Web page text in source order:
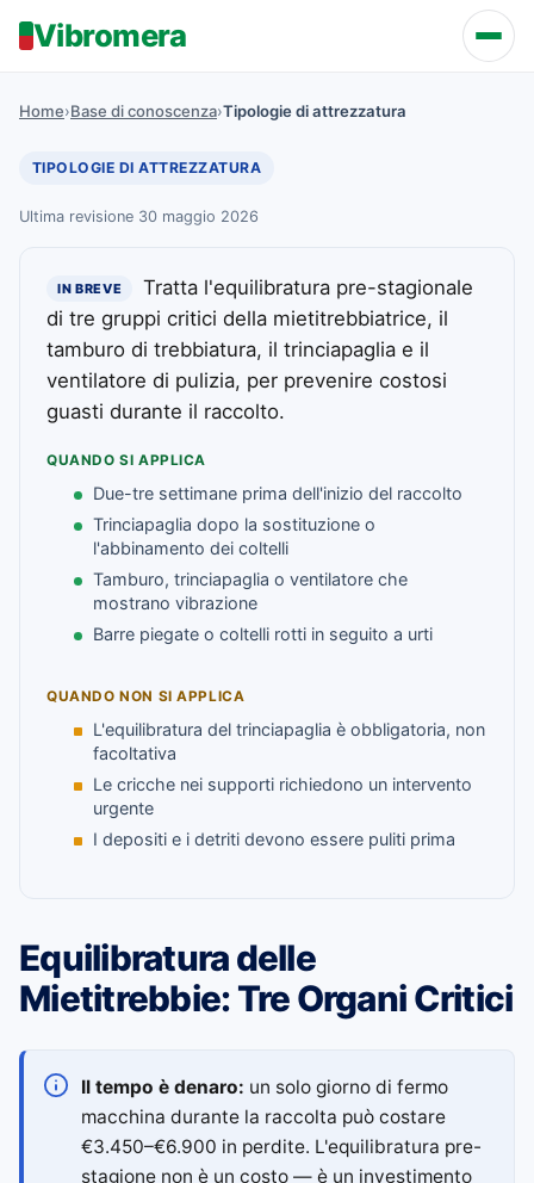
Vibromera
Home›Base di conoscenza›Tipologie di attrezzatura
TIPOLOGIE DI ATTREZZATURA
Ultima revisione 30 maggio 2026
IN BREVE
Tratta l'equilibratura pre-stagionale
di tre gruppi critici della mietitrebbiatrice, il
tamburo di trebbiatura, il trinciapaglia e il
ventilatore di pulizia, per prevenire costosi
guasti durante il raccolto.
QUANDO SI APPLICA
Due-tre settimane prima dell'inizio del raccolto
Trinciapaglia dopo la sostituzione o
l'abbinamento dei coltelli
Tamburo, trinciapaglia o ventilatore che
mostrano vibrazione
Barre piegate o coltelli rotti in seguito a urti
QUANDO NON SI APPLICA
L'equilibratura del trinciapaglia è obbligatoria, non
facoltativa
Le cricche nei supporti richiedono un intervento
urgente
I depositi e i detriti devono essere puliti prima
Equilibratura delle
Mietitrebbie: Tre Organi Critici
Il tempo è denaro: un solo giorno di fermo
macchina durante la raccolta può costare
€3.450–€6.900 in perdite. L'equilibratura pre-
stagione non è un costo — è un investimento